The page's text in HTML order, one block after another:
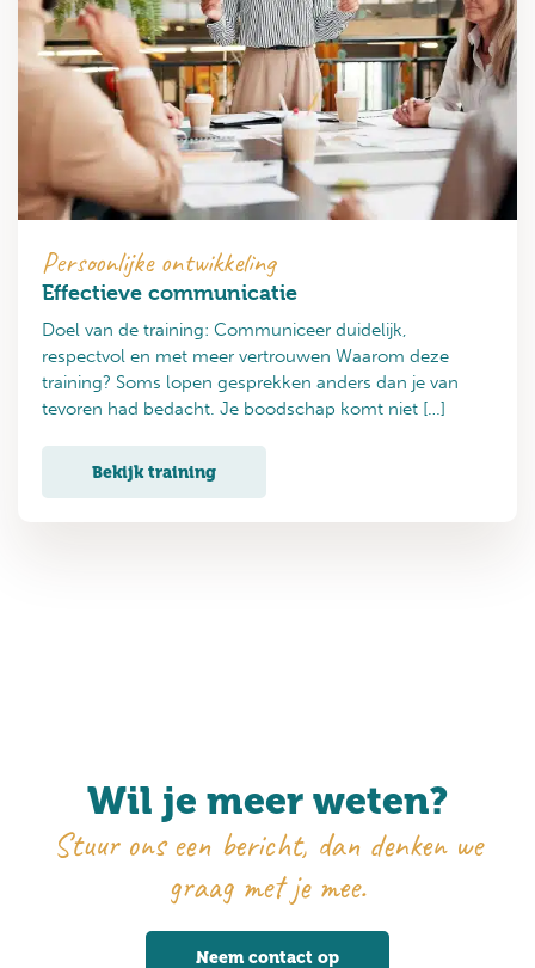
Persoonlijke ontwikkeling
Effectieve communicatie
Doel van de training: Communiceer duidelijk,
respectvol en met meer vertrouwen Waarom deze
training? Soms lopen gesprekken anders dan je van
tevoren had bedacht. Je boodschap komt niet […]
Bekijk training
Wil je meer weten?
Stuur ons een bericht, dan denken we
graag met je mee.
Neem contact op